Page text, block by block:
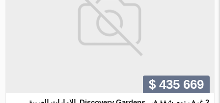
$ 435 669